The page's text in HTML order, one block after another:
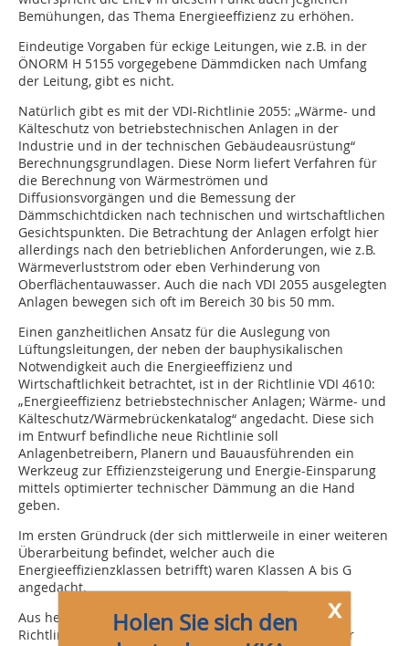
Bemühungen, das Thema Energieeffizienz zu erhöhen.
Eindeutige Vorgaben für eckige Leitungen, wie z.B. in der
ÖNORM H 5155 vorgegebene Dämmdicken nach Umfang
der Leitung, gibt es nicht.
Natürlich gibt es mit der VDI-Richtlinie 2055: „Wärme- und
Kälteschutz von betriebstechnischen Anlagen in der
Industrie und in der technischen Gebäudeausrüstung“
Berechnungsgrundlagen. Diese Norm liefert Verfahren für
die Berechnung von Wärmeströmen und
Diffusionsvorgängen und die Bemessung der
Dämmschichtdicken nach technischen und wirtschaftlichen
Gesichtspunkten. Die Betrachtung der Anlagen erfolgt hier
allerdings nach den betrieblichen Anforderungen, wie z.B.
Wärmeverluststrom oder eben Verhinderung von
Oberflächentauwasser. Auch die nach VDI 2055 ausgelegten
Anlagen bewegen sich oft im Bereich 30 bis 50 mm.
Einen ganzheitlichen Ansatz für die Auslegung von
Lüftungsleitungen, der neben der bauphysikalischen
Notwendigkeit auch die Energieeffizienz und
Wirtschaftlichkeit betrachtet, ist in der Richtlinie VDI 4610:
„Energieeffizienz betriebstechnischer Anlagen; Wärme- und
Kälteschutz/Wärmebrückenkatalog“ angedacht. Diese sich
im Entwurf befindliche neue Richtlinie soll
Anlagenbetreibern, Planern und Bauausführenden ein
Werkzeug zur Effizienzsteigerung und Energie-Einsparung
mittels optimierter technischer Dämmung an die Hand
geben.
Im ersten Gründruck (der sich mittlerweile in einer weiteren
Überarbeitung befindet, welcher auch die
Energieeffizienzklassen betrifft) waren Klassen A bis G
angedacht.
Aus heutiger Sicht ist die Einführung dieser neuen
Richtlinie, aus der sich auch Dämmdickenvorgaben für
x
Holen Sie sich den